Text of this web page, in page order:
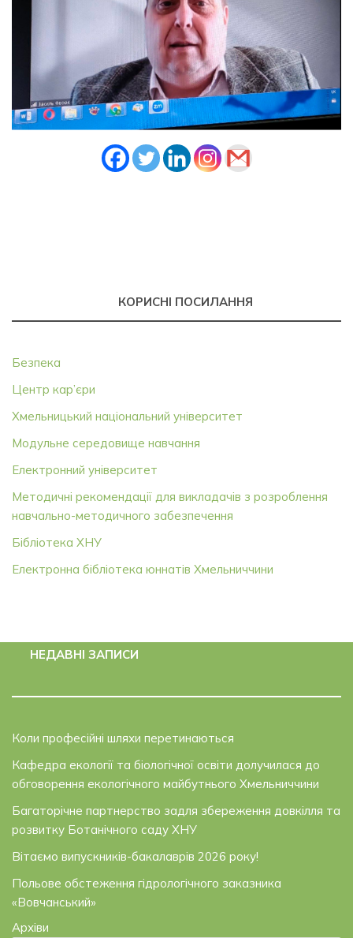
КОРИСНІ ПОСИЛАННЯ
Безпека
Центр кар’єри
Хмельницький національний університет
Модульне середовище навчання
Електронний університет
Методичні рекомендації для викладачів з розроблення
навчально-методичного забезпечення
Бібліотека ХНУ
Електронна бібліотека юннатів Хмельниччини
НЕДАВНІ ЗАПИСИ
Коли професійні шляхи перетинаються
Кафедра екології та біологічної освіти долучилася до
обговорення екологічного майбутнього Хмельниччини
Багаторічне партнерство задля збереження довкілля та
розвитку Ботанічного саду ХНУ
Вітаємо випускників-бакалаврів 2026 року!
Польове обстеження гідрологічного заказника
«Вовчанський»
Архіви